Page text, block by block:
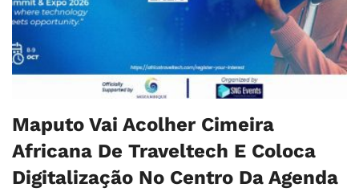
Maputo Vai Acolher Cimeira
Africana De Traveltech E Coloca
Digitalização No Centro Da Agenda